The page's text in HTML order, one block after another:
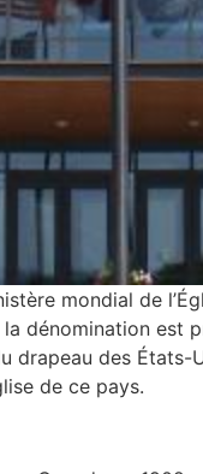
mondial de
la dénomination
drapeau des
de ce pays.